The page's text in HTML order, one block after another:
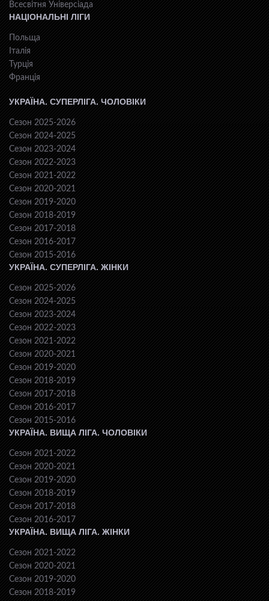
Всесвiтня Унiверсiaда
НАЦІОНАЛЬНІ ЛІГИ
Польща
Італія
Турція
Франція
УКРАЇНА. СУПЕРЛІГА. ЧОЛОВІКИ
Сезон 2025-2026
Сезон 2024-2025
Сезон 2023-2024
Сезон 2022-2023
Сезон 2021-2022
Сезон 2020-2021
Сезон 2019-2020
Сезон 2018-2019
Сезон 2017-2018
Сезон 2016-2017
Сезон 2015-2016
УКРАЇНА. СУПЕРЛІГА. ЖІНКИ
Сезон 2025-2026
Сезон 2024-2025
Сезон 2023-2024
Сезон 2022-2023
Сезон 2021-2022
Сезон 2020-2021
Сезон 2019-2020
Сезон 2018-2019
Сезон 2017-2018
Сезон 2016-2017
Сезон 2015-2016
УКРАЇНА. ВИЩА ЛІГА. ЧОЛОВІКИ
Сезон 2021-2022
Сезон 2020-2021
Сезон 2019-2020
Сезон 2018-2019
Сезон 2017-2018
Сезон 2016-2017
УКРАЇНА. ВИЩА ЛІГА. ЖІНКИ
Сезон 2021-2022
Сезон 2020-2021
Сезон 2019-2020
Сезон 2018-2019